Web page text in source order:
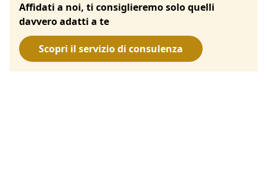
Affidati a noi, ti consiglieremo solo quelli
davvero adatti a te
Scopri il servizio di consulenza